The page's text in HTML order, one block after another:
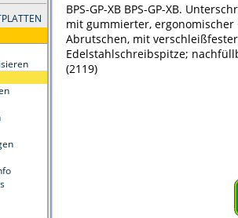
BPS-GP-XB BPS-GP-XB.
mit gummierter, ergonomischer
Abrutschen, mit verschleißfester
Edelstahlschreibspitze;
(2119)